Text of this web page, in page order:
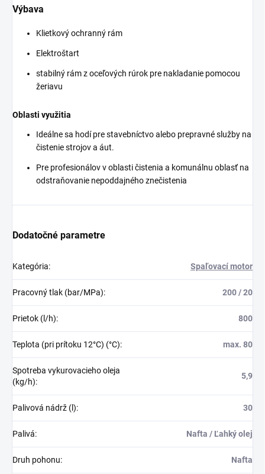
Výbava
Klietkový ochranný rám
Elektroštart
stabilný rám z oceľových rúrok pre nakladanie pomocou
žeriavu
Oblasti využitia
Ideálne sa hodí pre stavebníctvo alebo prepravné služby na
čistenie strojov a áut.
Pre profesionálov v oblasti čistenia a komunálnu oblasť na
odstraňovanie nepoddajného znečistenia
Dodatočné parametre
Kategória: Spaľovací motor
Pracovný tlak (bar/MPa): 200 / 20
Prietok (l/h): 800
Teplota (pri prítoku 12°C) (°C): max. 80
Spotreba vykurovacieho oleja
(kg/h):
5,9
Palivová nádrž (l): 30
Palivá: Nafta / Ľahký olej
Druh pohonu: Nafta